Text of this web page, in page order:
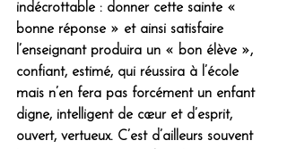
indécrottable : donner cette sainte «
bonne réponse » et ainsi satisfaire
l’enseignant produira un « bon élève »,
confiant, estimé, qui réussira à l’école
mais n’en fera pas forcément un enfant
digne, intelligent de cœur et d’esprit,
ouvert, vertueux. C’est d’ailleurs souvent